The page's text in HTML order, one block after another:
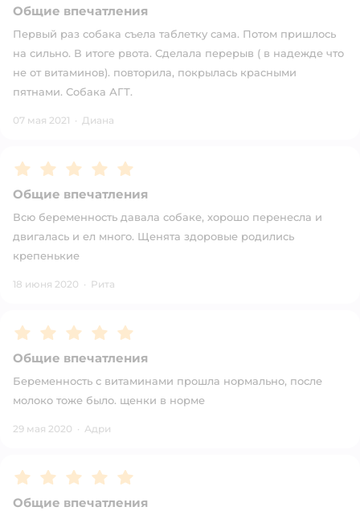
Общие впечатления
Первый раз собака съела таблетку сама. Потом пришлось
на сильно. В итоге рвота. Сделала перерыв ( в надежде что
не от витаминов). повторила, покрылась красными
пятнами. Собака АГТ.
07 мая 2021 · Диана
Рейтинг:5
Общие впечатления
Всю беременность давала собаке, хорошо перенесла и
двигалась и ел много. Щенята здоровые родились
крепенькие
18 июня 2020 · Рита
Рейтинг:5
Общие впечатления
Беременность с витаминами прошла нормально, после
молоко тоже было. щенки в норме
29 мая 2020 · Адри
Рейтинг:5
Общие впечатления